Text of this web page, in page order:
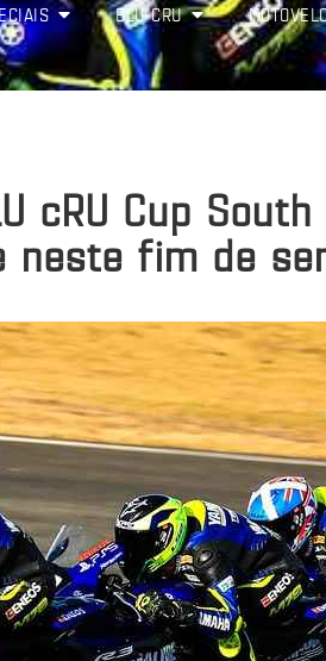
BLU CRU
cRU Cup
neste fim de